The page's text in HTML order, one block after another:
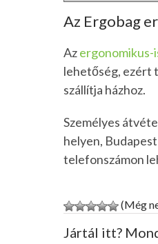
Az Ergobag
Azergonomikus-
lehetőség, ezért
szállítja házhoz.
Személyes
helyen,
telefonszámon
(Még
Jártál itt?